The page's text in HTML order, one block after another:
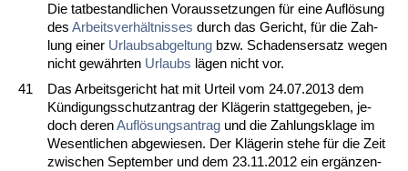
Die tat­be­stand­li­chen Vor­aus­set­zun­gen für ei­ne Auflösung
des Ar­beits­verhält­nis­ses durch das Ge­richt, für die Zah­
lung ei­ner Ur­laubs­ab­gel­tung bzw. Scha­dens­er­satz we­gen
nicht gewähr­ten Ur­laubs lägen nicht vor.
41
Das Ar­beits­ge­richt hat mit Ur­teil vom 24.07.2013 dem
Kündi­gungs­schutz­an­trag der Kläge­rin statt­ge­ge­ben, je­
doch de­renAuflösungs­an­trag und die Zah­lungs­kla­ge im
We­sent­li­chen ab­ge­wie­sen. Der Kläge­rin ste­he für die Zeit
zwi­schen Sep­tem­ber und dem 23.11.2012 ein ergänzen­